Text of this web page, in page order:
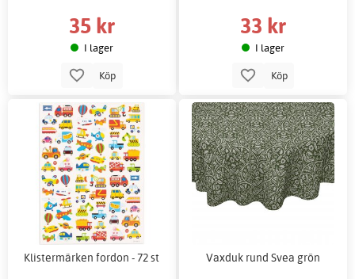
35 kr
I lager
Köp
33 kr
I lager
Köp
Klistermärken fordon - 72 st Vaxduk rund Svea grön